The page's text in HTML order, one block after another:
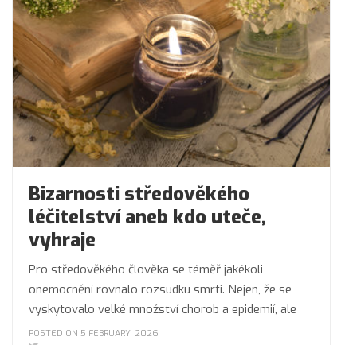
Bizarnosti středověkého
léčitelství aneb kdo uteče,
vyhraje
Pro středověkého člověka se téměř jakékoli
onemocnění rovnalo rozsudku smrti. Nejen, že se
vyskytovalo velké množství chorob a epidemií, ale
POSTED ON 5 FEBRUARY, 2026